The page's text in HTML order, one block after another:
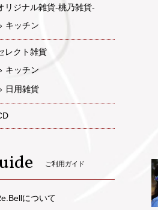
リジナル雑貨-桃乃雑貨-
キッチン
レクト雑貨
キッチン
日用雑貨
ご利用ガイド
について